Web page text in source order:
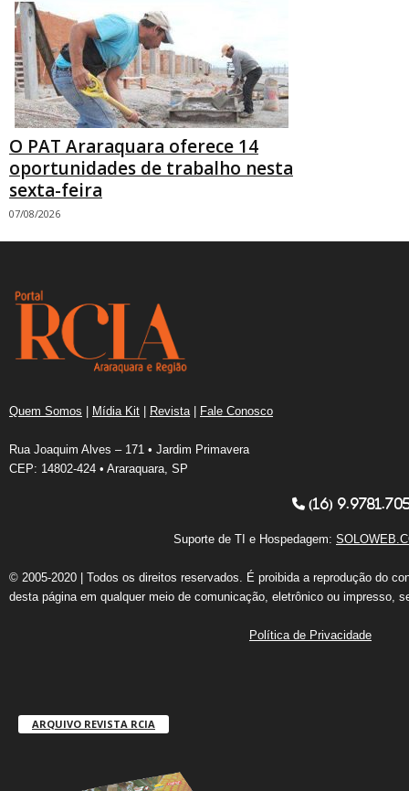
O PAT Araraquara oferece 14
oportunidades de trabalho nesta
sexta-feira
07/08/2026
Quem Somos | Mídia Kit | Revista | Fale Conosco
Rua Joaquim Alves – 171 • Jardim Primavera
CEP: 14802-424 • Araraquara, SP
(16)
Suporte de TI e Hospedagem:
© 2005-2020 | Todos os direitos reservados. É proibida a reprodução do
desta página em qualquer meio de comunicação, eletrônico ou impresso,
Política de Privacidade
ARQUIVO REVISTA RCIA